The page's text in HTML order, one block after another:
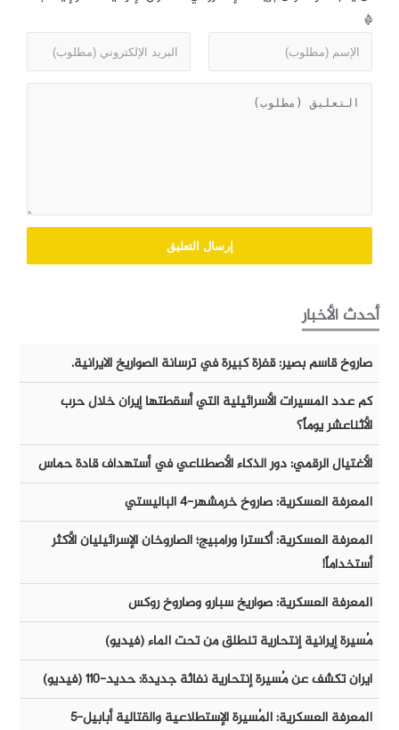
*
أحدث الأخبار
صاروخ قاسم بصير: قفزة كبيرة في ترسانة الصواريخ الايرانية.
كم عدد المسيرات الأسرائيلية التي أسقطتها إيران خلال حرب
الأثناعشر يوماً؟
الأغتيال الرقمي: دور الذكاء الأصطناعي في أستهداف قادة حماس
المعرفة العسكرية: صاروخ خرمشهر-٤ الباليستي
المعرفة العسكرية: أكسترا ورامبيج؛ الصاروخان الإسرائيليان الأكثر
أستخداماً!
المعرفة العسكرية: صواريخ سبارو وصاروخ روكس
مُسيرة إيرانية إنتحارية تنطلق من تحت الماء (فيديو)
ايران تكشف عن مُسيرة إنتحارية نفاثة جديدة: حديد-١١٠ (فيديو)
المعرفة العسكرية: المُسيرة الإستطلاعية والقتالية أبابيل-٥